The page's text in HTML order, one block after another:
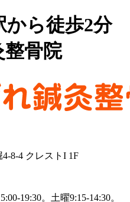
から徒歩2分
骨院
8-4 クレストI 1F